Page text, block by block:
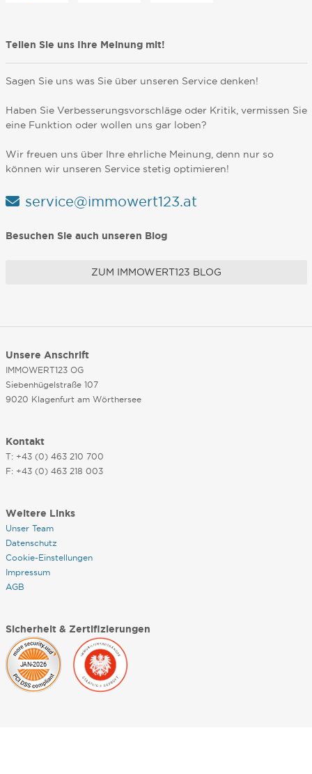
Teilen Sie uns Ihre Meinung mit!
Sagen Sie uns was Sie über unseren Service denken!
Haben Sie Verbesserungsvorschläge oder Kritik, vermissen Sie
eine Funktion oder wollen uns gar loben?
Wir freuen uns über Ihre ehrliche Meinung, denn nur so
können wir unseren Service stetig optimieren!
service@immowert123.at
Besuchen Sie auch unseren Blog
ZUM IMMOWERT123 BLOG
Unsere Anschrift
IMMOWERT123 OG
Siebenhügelstraße 107
9020 Klagenfurt am Wörthersee
Kontakt
T: +43 (0) 463 210 700
F: +43 (0) 463 218 003
Weitere Links
Unser Team
Datenschutz
Cookie-Einstellungen
Impressum
AGB
Sicherheit & Zertifizierungen